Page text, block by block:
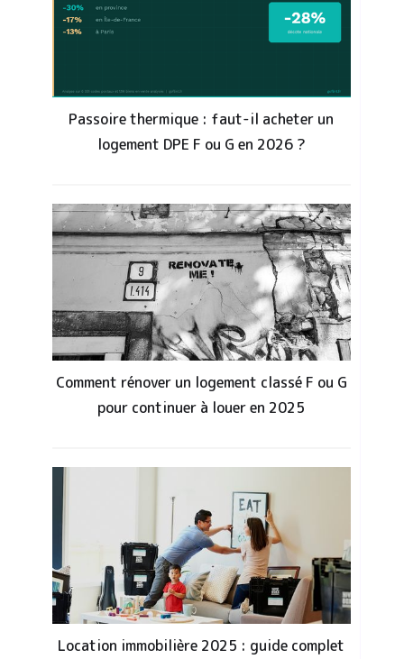
Passoire thermique : faut-il acheter un
logement DPE F ou G en 2026 ?
Comment rénover un logement classé F ou G
pour continuer à louer en 2025
Location immobilière 2025 : guide complet